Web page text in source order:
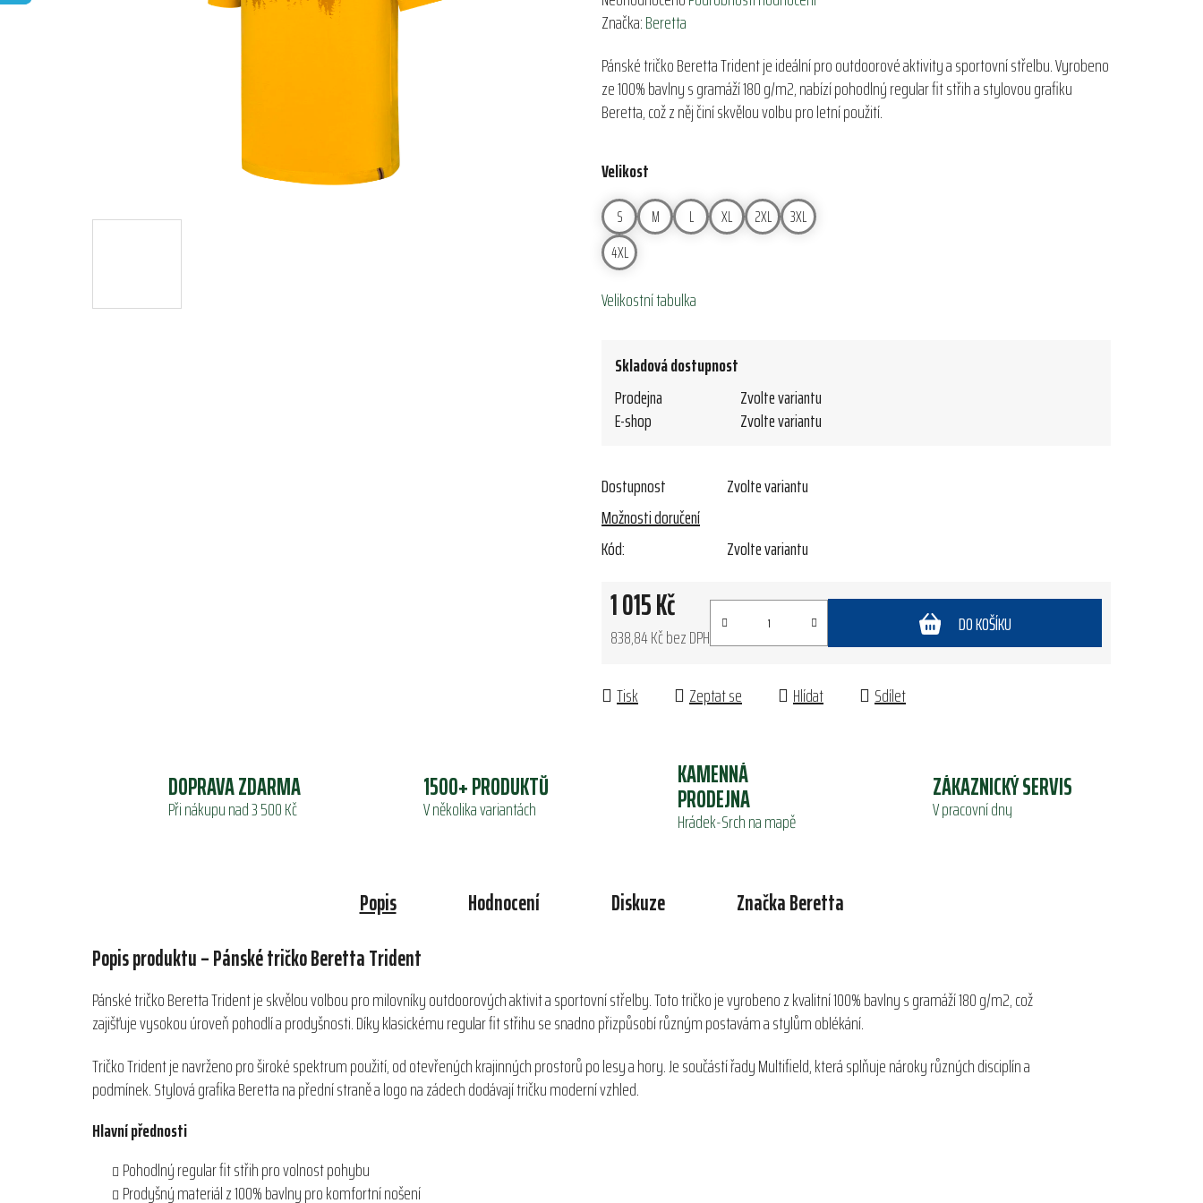
hodnocení
je
0,0
z
hvězdiček.
Značka:Beretta
Pánské tričko Beretta Trident je ideální pro outdoorové aktivity a sportovní střelbu. Vyrobeno
ze 100% bavlny s gramáží 180 g/m2, nabízí pohodlný regular fit střih a stylovou grafiku
Beretta, což z něj činí skvělou volbu pro letní použití.
Velikost
S M L XL 2XL
3XL
4XL
Velikostní tabulka
Skladová dostupnost
Prodejna
Zvolte variantu
E-shop
Zvolte variantu
Dostupnost
Zvolte variantu
Možnosti doručení
Kód:
Zvolte variantu
1 015 Kč
838,84 Kč bez DPH
DO KOŠÍKU
Tisk Zeptat se Hlídat Sdílet
DOPRAVA ZDARMA
Při nákupu nad 3 500 Kč
1500+ PRODUKTŮ
V několika variantách
KAMENNÁ
PRODEJNA
Hrádek-Srch na mapě
ZÁKAZNICKÝ SERVIS
V pracovní dny
Popis Hodnocení Diskuze ZnačkaBeretta
Popis produktu – Pánské tričko Beretta Trident
Pánské tričko Beretta Trident je skvělou volbou pro milovníky outdoorových aktivit a sportovní střelby. Toto tričko je vyrobeno z kvalitní 100% bavlny s gramáží 180 g/m2, což
zajišťuje vysokou úroveň pohodlí a prodyšnosti. Díky klasickému regular fit střihu se snadno přizpůsobí různým postavám a stylům oblékání.
Tričko Trident je navrženo pro široké spektrum použití, od otevřených krajinných prostorů po lesy a hory. Je součástí řady Multifield, která splňuje nároky různých disciplín a
podmínek. Stylová grafika Beretta na přední straně a logo na zádech dodávají tričku moderní vzhled.
Hlavní přednosti
Pohodlný regular fit střih pro volnost pohybu
Prodyšný materiál z 100% bavlny pro komfortní nošení